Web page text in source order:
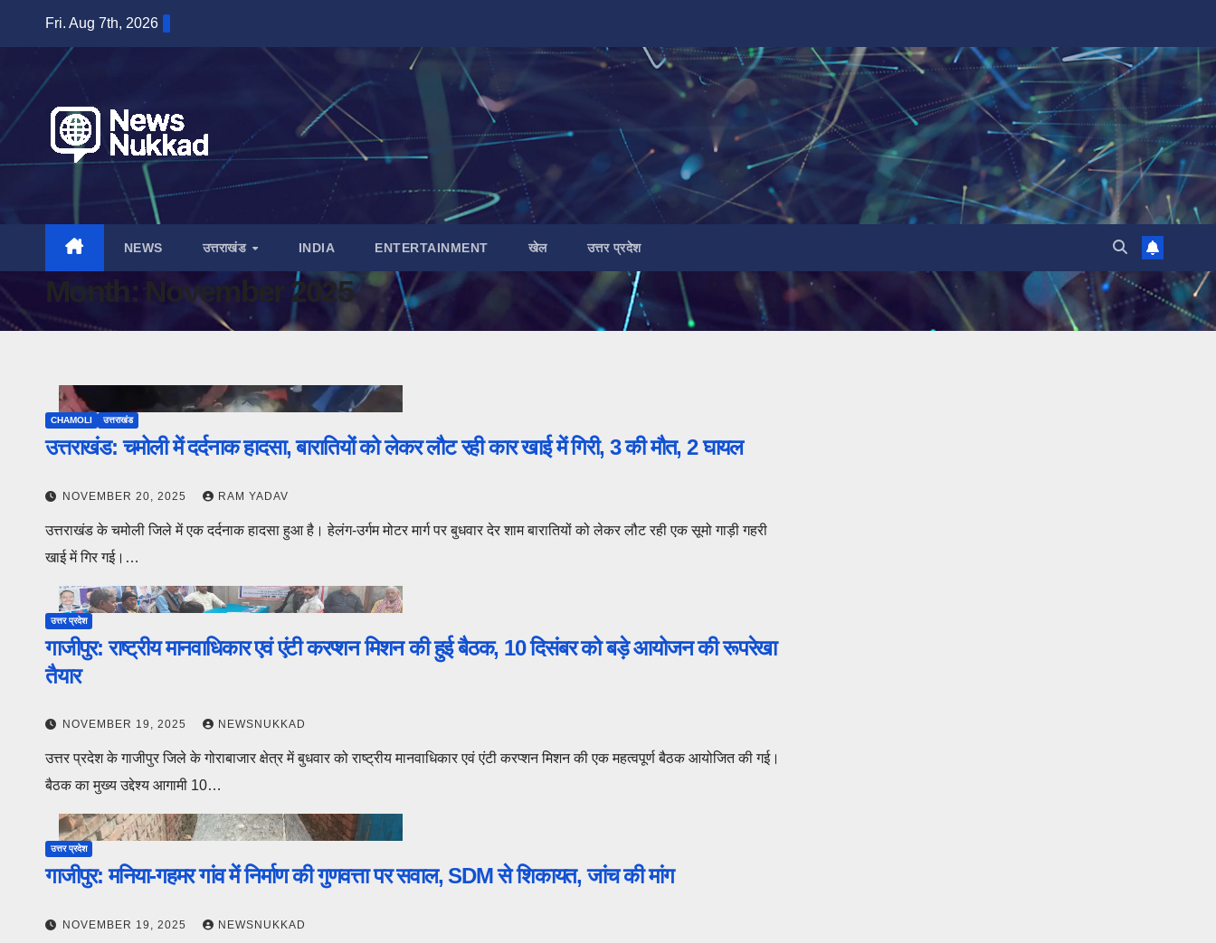
Fri. Aug 7th, 2026
NEWS उत्तराखंड INDIA ENTERTAINMENT खेल उत्तर प्रदेश
Month: November 2025
CHAMOLI उत्तराखंड
उत्तराखंड: चमोली में दर्दनाक हादसा, बारातियों को लेकर लौट रही कार खाई में गिरी, 3 की मौत, 2 घायल
NOVEMBER 20, 2025 RAM YADAV
उत्तराखंड के चमोली जिले में एक दर्दनाक हादसा हुआ है। हेलंग-उर्गम मोटर मार्ग पर बुधवार देर शाम बारातियों को लेकर लौट रही एक सूमो गाड़ी गहरी
खाई में गिर गई।…
उत्तर प्रदेश
गाजीपुर: राष्ट्रीय मानवाधिकार एवं एंटी करप्शन मिशन की हुई बैठक, 10 दिसंबर को बड़े आयोजन की रूपरेखा
तैयार
NOVEMBER 19, 2025 NEWSNUKKAD
उत्तर प्रदेश के गाजीपुर जिले के गोराबाजार क्षेत्र में बुधवार को राष्ट्रीय मानवाधिकार एवं एंटी करप्शन मिशन की एक महत्वपूर्ण बैठक आयोजित की गई।
बैठक का मुख्य उद्देश्य आगामी 10…
उत्तर प्रदेश
गाजीपुर: मनिया-गहमर गांव में निर्माण की गुणवत्ता पर सवाल, SDM से शिकायत, जांच की मांग
NOVEMBER 19, 2025 NEWSNUKKAD